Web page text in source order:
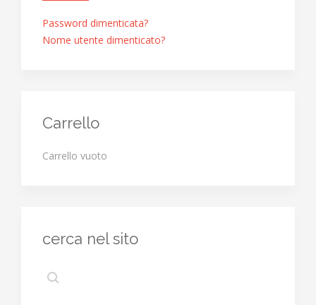
Password dimenticata?
Nome utente dimenticato?
Carrello
Carrello vuoto
cerca nel sito